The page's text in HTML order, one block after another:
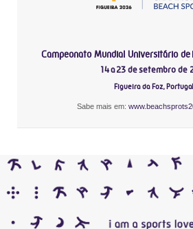
Campeonato Mundial Universitário de
14 a 23 de setembro de
Figueira da Foz, Portugal
Sabe mais em: